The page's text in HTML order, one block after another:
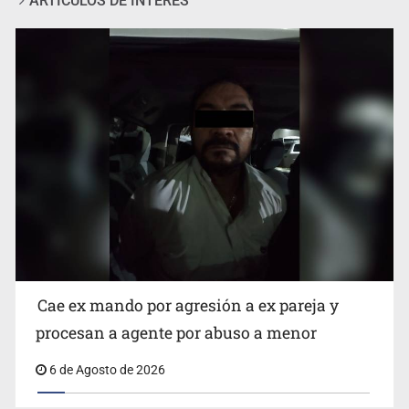
Que el IPEJAL encabece la lista de deudores en Jalisco
es un “foco rojo” de gran magnitud: Economista
Cae ex mando por agresión a ex pareja y
procesan a agente por abuso a menor
6 de Agosto de 2026